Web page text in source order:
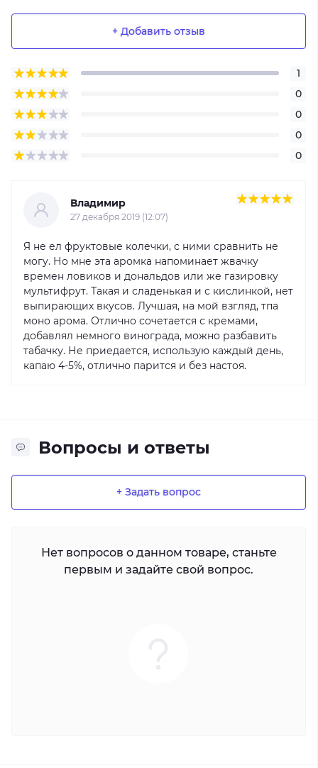
+ Добавить отзыв
1
0
0
0
0
Владимир
27 декабря 2019 (12:07)
Я не ел фруктовые колечки, с ними сравнить не
могу. Но мне эта аромка напоминает жвачку
времен ловиков и дональдов или же газировку
мультифрут. Такая и сладенькая и с кислинкой, нет
выпирающих вкусов. Лучшая, на мой взгляд, тпа
моно арома. Отлично сочетается с кремами,
добавлял немного винограда, можно разбавить
табачку. Не приедается, использую каждый день,
капаю 4-5%, отлично парится и без настоя.
Вопросы и ответы
+ Задать вопрос
Нет вопросов о данном товаре, станьте
первым и задайте свой вопрос.